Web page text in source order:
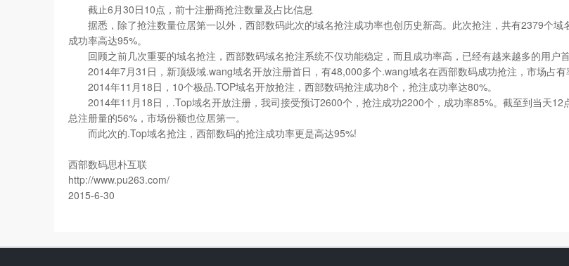
截止6月30日10点，前十注册商抢注数量及占比信息
据悉，除了抢注数量位居第一以外，西部数码此次的域名抢注成功率也创历史新高。此次抢注，共有2379个域
成功率高达95%。
回顾之前几次重要的域名抢注，西部数码域名抢注系统不仅功能稳定，而且成功率高，已经有越来越多的用户
2014年7月31日，新顶级域.wang域名开放注册首日，有48,000多个.wang域名在西部数码成功抢注，市场占有
2014年11月18日，10个极品.TOP域名开放抢注，西部数码抢注成功8个，抢注成功率达80%。
2014年11月18日，.Top域名开放注册，我司接受预订2600个，抢注成功2200个，成功率85%。截至到当天12
总注册量的56%，市场份额也位居第一。
而此次的.Top域名抢注，西部数码的抢注成功率更是高达95%!
西部数码思朴互联
http://www.pu263.com/
2015-6-30